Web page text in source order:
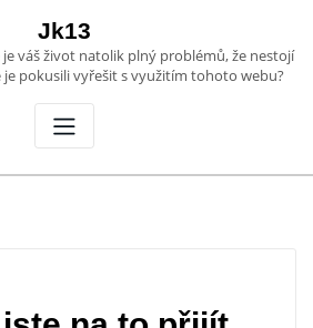
Jk13
je váš život natolik plný problémů, že nestojí
je pokusili vyřešit s využitím tohoto webu?